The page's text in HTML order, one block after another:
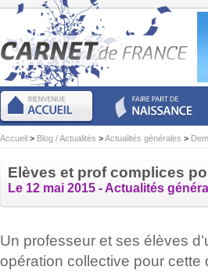
Accueil > Blog / Actualités >Actualités générales >
Elèves et prof complices
Le 12 mai 2015 -Actualités
Un professeur et ses élèves
opération collective pour